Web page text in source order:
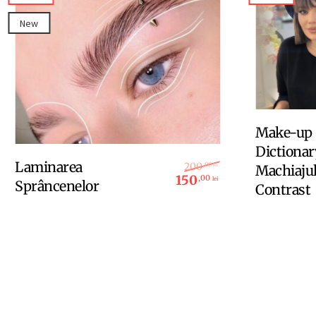
inițial a fost: 1.500,00 lei.
New
Laminarea
Sprâncenelor
200,00lei Prețul inițial a
150,00lei
Prețul curent
Make-up
Dictionary
Machiajul
Contrast